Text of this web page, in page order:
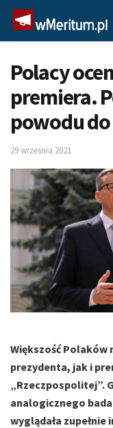
Polacy
premiera.
powodu
29 września 2021
Większość Polaków
prezydenta, jak i
„Rzeczpospolitej”.
analogicznego
wyglądała zupełnie